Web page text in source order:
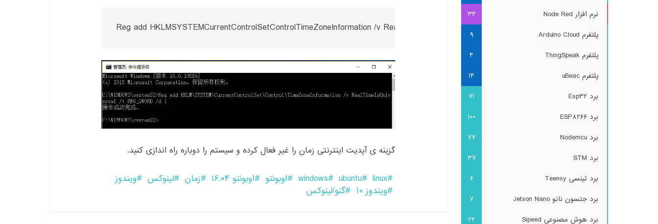
Reg add HKLMSYSTEMCurrentControlSetControlTimeZoneInformation /v RealTimeIsUniversal /t REG_QWORD /d 1
گزینه ی آپدیت اینترنتی زمان را غیر فعال کرده و سیستم را دوباره راه اندازی کنید.
linux
ubuntu
windows اوبونتو اوبونتو ۱۶.۰۴ زمان لینوکس
ویندوز
ویندوز 10
گنو/لینوکس
نرم افزار Node Red
34
پلتفرم Arduino Cloud
9
پلتفرم ThingSpeak
4
پلتفرم uBeac
14
برد Esp32
71
برد ESP8266
100
برد Nodemcu
77
برد STM
37
برد تینسی Teensy
6
برد جتسون نانو Jetson Nano
7
برد هوش مصنوعی Sipeed
22